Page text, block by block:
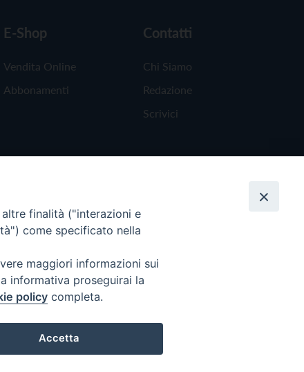
E-Shop
Vendita Online
Abbonamenti
Contatti
Chi Siamo
Redazione
Scrivici
finalità ("interazioni e
come specificato nella
maggiori informazioni sui
informativa proseguirai la
policy completa.
Accetta